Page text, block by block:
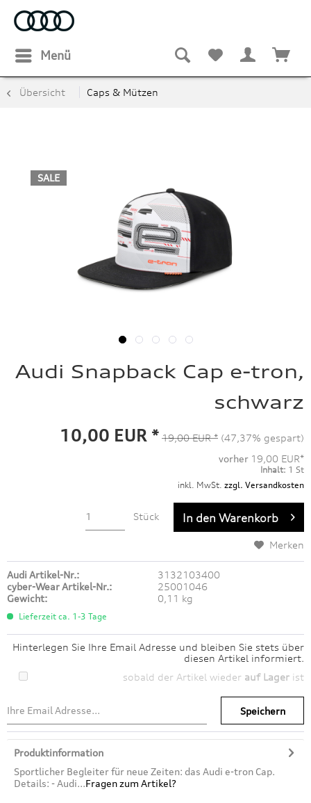
Menü
Übersicht Caps & Mützen
SALE
Audi Snapback Cap e-tron,
schwarz
10,00 EUR * 19,00 EUR * (47,37% gespart)
vorher 19,00 EUR*
Inhalt: 1 St
inkl. MwSt. zzgl. Versandkosten
Stück In den Warenkorb
Merken
Audi Artikel-Nr.:
3132103400
cyber-Wear Artikel-Nr.:
25001046
Gewicht:
0,11 kg
Lieferzeit ca. 1-3 Tage
Hinterlegen Sie Ihre Email Adresse und bleiben Sie stets über
diesen Artikel informiert.
sobald der Artikel wieder auf Lager ist
Speichern
Produktinformation
Sportlicher Begleiter für neue Zeiten: das Audi e-tron Cap.
Details: - Audi...Fragen zum Artikel?